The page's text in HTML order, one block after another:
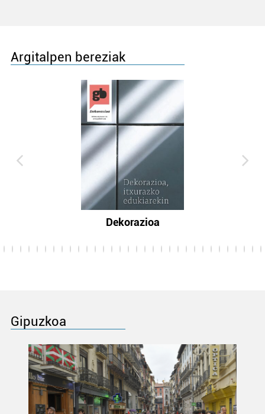
Argitalpen bereziak
Dekorazioa
Gipuzkoa